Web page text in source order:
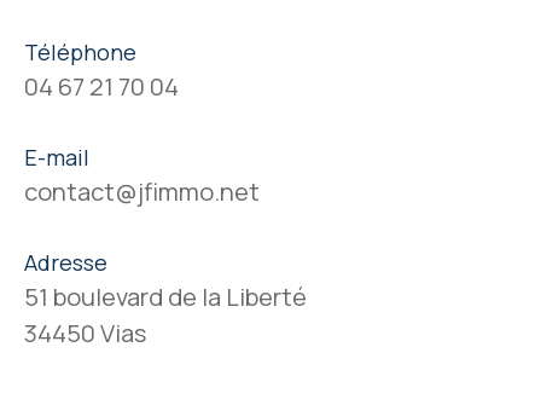
Téléphone
04 67 21 70 04
E-mail
contact@jfimmo.net
Adresse
51 boulevard de la Liberté
34450 Vias